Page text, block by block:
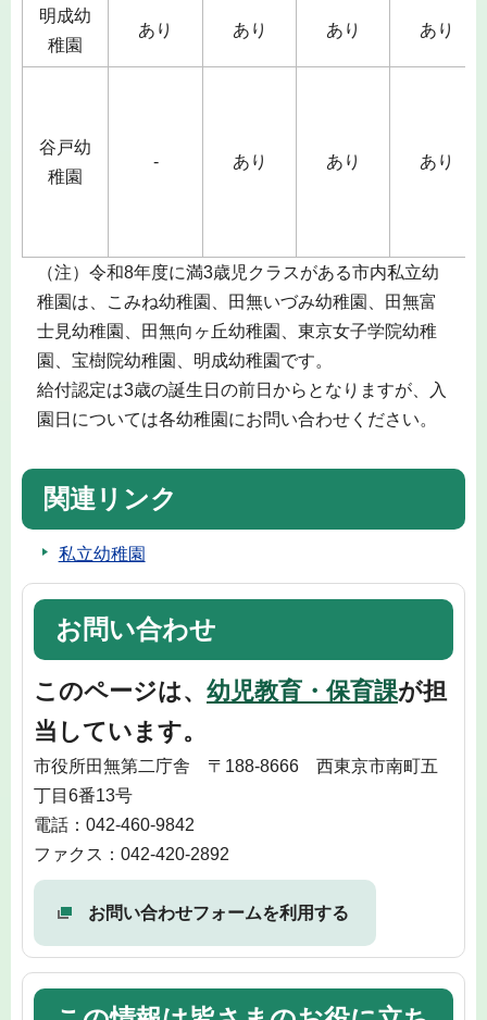
明成幼
稚園
あり あり あり あり
谷戸幼
稚園
- あり あり あり
（注）令和8年度に満3歳児クラスがある市内私立幼
稚園は、こみね幼稚園、田無いづみ幼稚園、田無富
士見幼稚園、田無向ヶ丘幼稚園、東京女子学院幼稚
園、宝樹院幼稚園、明成幼稚園です。
給付認定は3歳の誕生日の前日からとなりますが、入
園日については各幼稚園にお問い合わせください。
関連リンク
私立幼稚園
お問い合わせ
このページは、 幼児教育・保育課が担
当しています。
市役所田無第二庁舎 〒188-8666 西東京市南町五
丁目6番13号
電話：042-460-9842
ファクス：042-420-2892
お問い合わせフォームを利用する